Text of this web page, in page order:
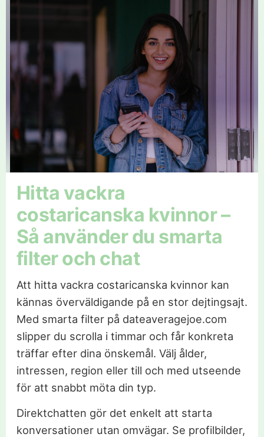
Hitta vackra
costaricanska kvinnor –
Så använder du smarta
filter och chat
Att hitta vackra costaricanska kvinnor kan
kännas överväldigande på en stor dejtingsajt.
Med smarta filter på dateaveragejoe.com
slipper du scrolla i timmar och får konkreta
träffar efter dina önskemål. Välj ålder,
intressen, region eller till och med utseende
för att snabbt möta din typ.
Direktchatten gör det enkelt att starta
konversationer utan omvägar. Se profilbilder,